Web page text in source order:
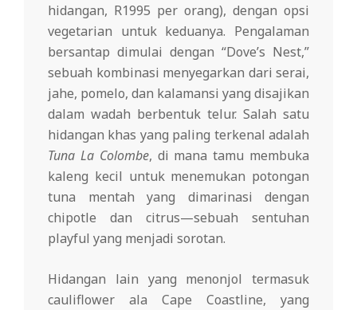
hidangan, R1995 per orang), dengan opsi
vegetarian untuk keduanya. Pengalaman
bersantap dimulai dengan “Dove’s Nest,”
sebuah kombinasi menyegarkan dari serai,
jahe, pomelo, dan kalamansi yang disajikan
dalam wadah berbentuk telur. Salah satu
hidangan khas yang paling terkenal adalah
Tuna La Colombe, di mana tamu membuka
kaleng kecil untuk menemukan potongan
tuna mentah yang dimarinasi dengan
chipotle dan citrus—sebuah sentuhan
playful yang menjadi sorotan.
Hidangan lain yang menonjol termasuk
cauliflower ala Cape Coastline, yang